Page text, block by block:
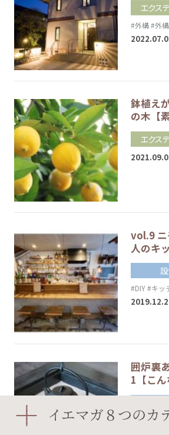
エクス
#外構#外
鉢植え
の木【
エクス
vol.9 ニ
人のキ
#DIY#キッ
囲炉裏
1【こん
#囲炉裏 #
イエマガ８つのカ